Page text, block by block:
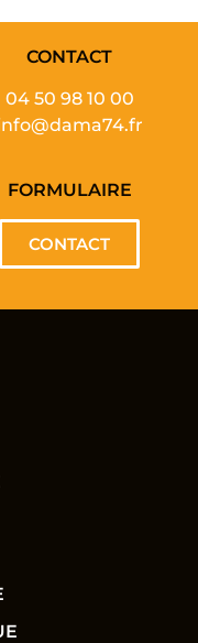
CONTACT
04 50 98 10 00
FORMULAIRE
CONTACT